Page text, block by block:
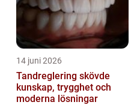
14 juni 2026
Tandreglering skövde
kunskap, trygghet och
moderna lösningar